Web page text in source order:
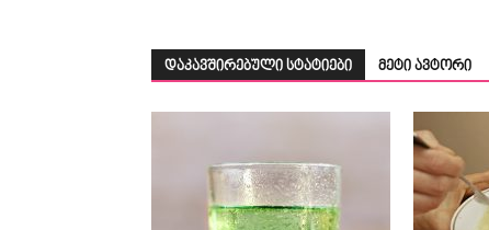
დაკავშირებული სტატიები მეტი ავტორი